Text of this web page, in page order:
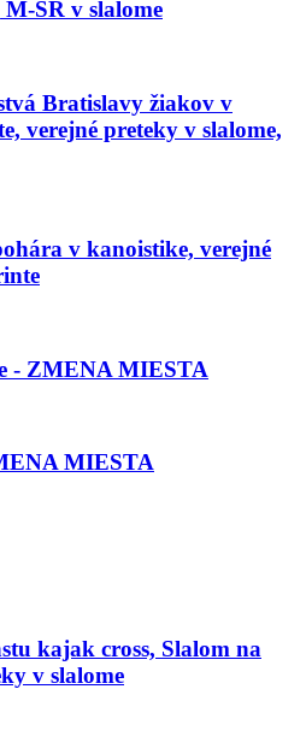
M-SR v slalome
Bratislavy žiakov v
verejné preteky v slalome,
v kanoistike, verejné
- ZMENA MIESTA
MIESTA
kajak cross, Slalom na
v slalome